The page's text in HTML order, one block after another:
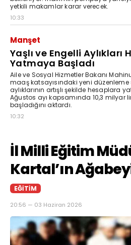
yetkili makamlar karar verecek.
10:33
Manşet
Yaşlı ve Engelli Aylıkları
Yatmaya Başladı
Aile ve Sosyal Hizmetler Bakanı
maaş katsayısındaki yeni düzenleme
aylıklarının artışlı şekilde hesaplara
Ağustos ayı kapsamında 10,3 milyar
başladığını aktardı.
10:32